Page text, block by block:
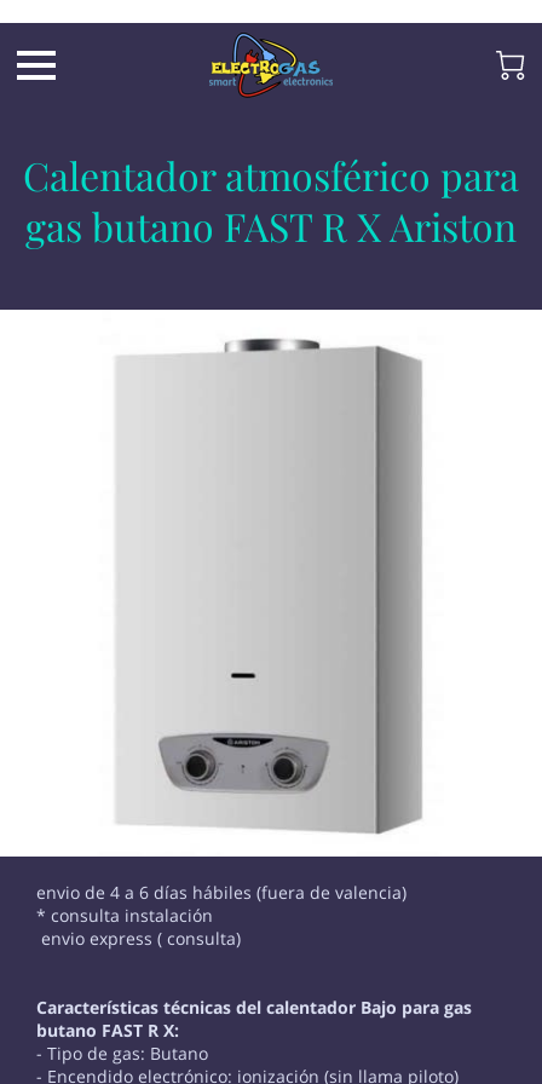
Calentador atmosférico para
gas butano FAST R X Ariston
envio de 4 a 6 días hábiles (fuera de valencia)
* consulta instalación
envio express ( consulta)
Características técnicas del calentador Bajo para gas
butano FAST R X:
- Tipo de gas: Butano
- Encendido electrónico: ionización (sin llama piloto)